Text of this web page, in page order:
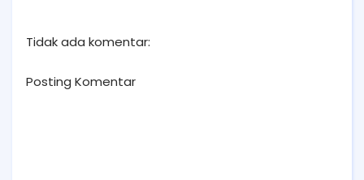
Tidak ada komentar:
Posting Komentar